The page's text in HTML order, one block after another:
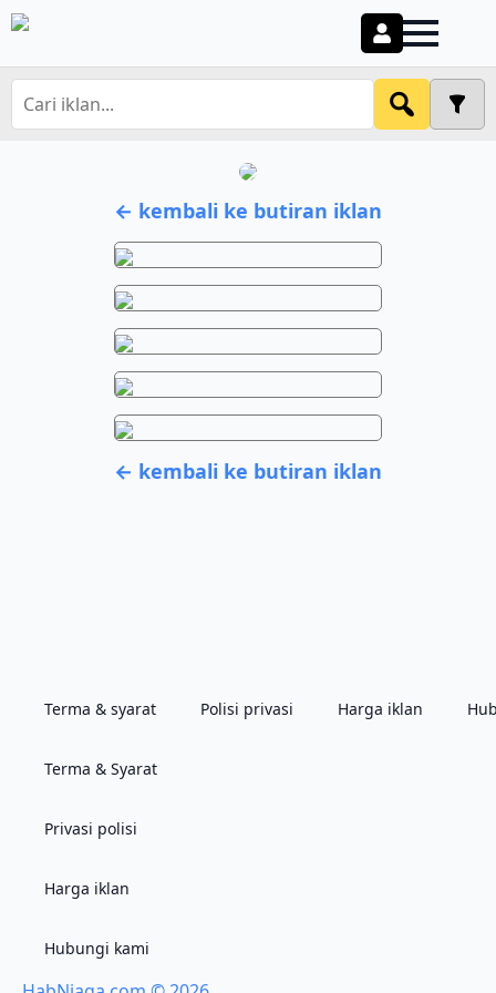
← kembali ke butiran iklan
← kembali ke butiran iklan
Terma & syarat Polisi privasi Harga iklan
Terma & Syarat
Privasi polisi
Harga iklan
Hubungi kami